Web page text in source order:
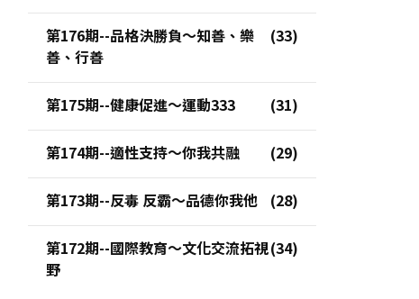
第176期--品格決勝負～知善、樂
善、行善
第175期--健康促進～運動333
第174期--適性支持～你我共融
第173期--反毒 反霸～品德你我他
第172期--國際教育～文化交流拓視
野